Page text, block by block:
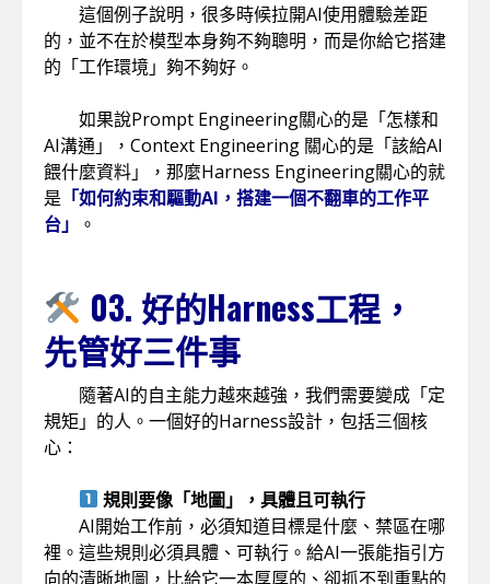
這個例子說明，很多時候拉開AI使用體驗差距
的，並不在於模型本身夠不夠聰明，而是你給它搭建
的「工作環境」夠不夠好。
如果說Prompt Engineering關心的是「怎樣和
AI溝通」，Context Engineering 關心的是「該給AI
餵什麼資料」，那麼Harness Engineering關心的就
是 「如何約束和驅動AI，搭建一個不翻車的工作平
台」
。
03. 好的Harness工程，
先管好三件事
隨著AI的自主能力越來越強，我們需要變成「定
規矩」的人。一個好的Harness設計，包括三個核
心：
規則要像「地圖」，具體且可執行
AI開始工作前，必須知道目標是什麼、禁區在哪
裡。這些規則必須具體、可執行。給AI一張能指引方
向的清晰地圖，比給它一本厚厚的、卻抓不到重點的